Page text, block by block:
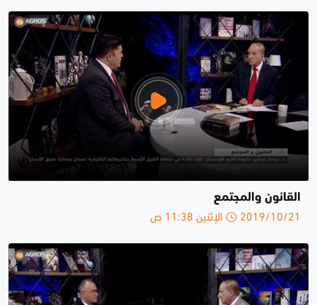
القانون والمجتمع
2019/10/21 الإثنين 11:38 ص